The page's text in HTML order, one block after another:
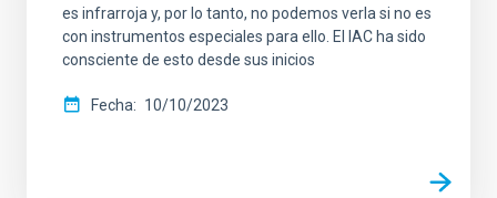
es infrarroja y, por lo tanto, no podemos verla si no es
con instrumentos especiales para ello. El IAC ha sido
consciente de esto desde sus inicios
Fecha 10/10/2023